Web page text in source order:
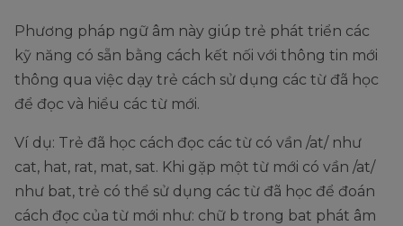
Phương pháp ngữ âm này giúp trẻ phát triển các
kỹ năng có sẵn bằng cách kết nối với thông tin mới
thông qua việc dạy trẻ cách sử dụng các từ đã học
để đọc và hiểu các từ mới.
Ví dụ: Trẻ đã học cách đọc các từ có vần /at/ như
cat, hat, rat, mat, sat. Khi gặp một từ mới có vần /at/
như bat, trẻ có thể sử dụng các từ đã học để đoán
cách đọc của từ mới như: chữ b trong bat phát âm